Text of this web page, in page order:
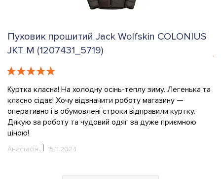
Пуховик прошитий Jack Wolfskin COLONIUS
JKT M (1207431_5719)
Куртка класна! На холодну осінь-теплу зиму. Легенька та
класно сідає! Хочу відзначити роботу магазину —
оперативно і в обумовлені строки відправили куртку.
Дякую за роботу та чудовий одяг за дуже приємною
ціною!
Анастасія 15.11.2024